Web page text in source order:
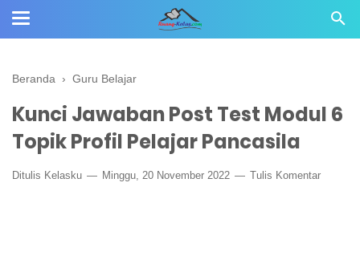
Beranda › Guru Belajar
Kunci Jawaban Post Test Modul 6
Topik Profil Pelajar Pancasila
Ditulis Kelasku Minggu, 20 November 2022 Tulis Komentar